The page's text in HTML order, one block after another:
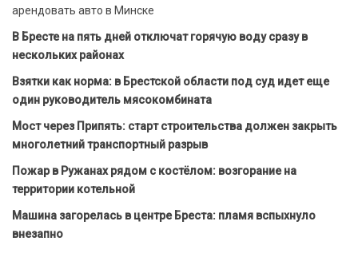
арендовать авто в Минске
В Бресте на пять дней отключат горячую воду сразу в
нескольких районах
Взятки как норма: в Брестской области под суд идет еще
один руководитель мясокомбината
Мост через Припять: старт строительства должен закрыть
многолетний транспортный разрыв
Пожар в Ружанах рядом с костёлом: возгорание на
территории котельной
Машина загорелась в центре Бреста: пламя вспыхнуло
внезапно